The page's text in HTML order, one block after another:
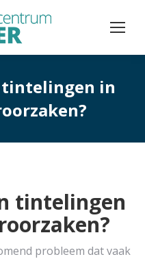
tintelingen in
tintelingen
probleem dat vaak